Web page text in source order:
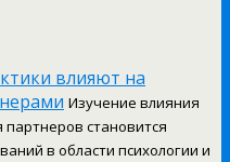
влияют на
Изучение влияния
становится
в области психологии и